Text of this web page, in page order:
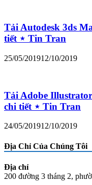
Tải Autodesk 3ds
tiết ⋆ Tin Tran
25/05/201912/10/2019
Tải Adobe
chi tiết ⋆ Tin Tran
24/05/201912/10/2019
Địa Chỉ Của Chúng Tôi
Địa chỉ
200 đường 3 tháng 2,